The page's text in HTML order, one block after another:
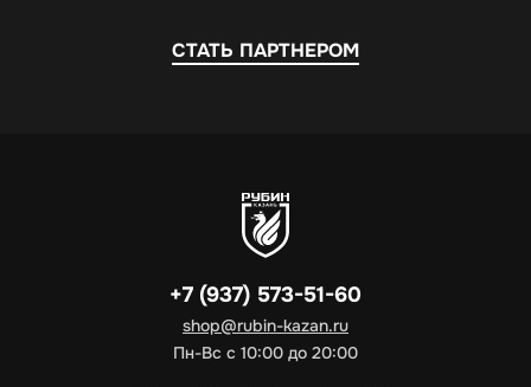
СТАТЬ ПАРТНЕРОМ
+7 (937) 573-51-60
shop@rubin-kazan.ru
Пн-Вс с 10:00 до 20:00